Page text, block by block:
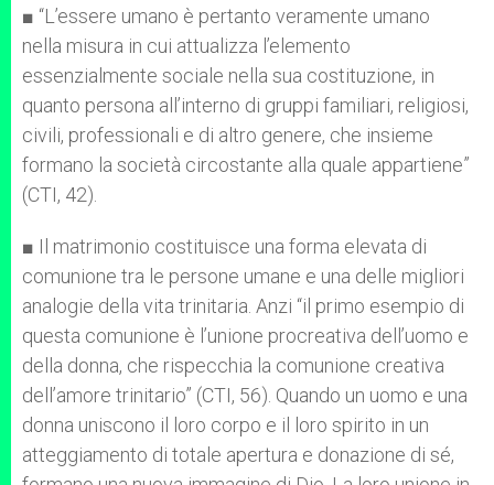
■ “L’essere umano è pertanto veramente umano
nella misura in cui attualizza l’elemento
essenzialmente sociale nella sua costituzione, in
quanto persona all’interno di gruppi familiari, religiosi,
civili, professionali e di altro genere, che insieme
formano la società circostante alla quale appartiene”
(CTI, 42).
■ Il matrimonio costituisce una forma elevata di
comunione tra le persone umane e una delle migliori
analogie della vita trinitaria. Anzi “il primo esempio di
questa comunione è l’unione procreativa dell’uomo e
della donna, che rispecchia la comunione creativa
dell’amore trinitario” (CTI, 56). Quando un uomo e una
donna uniscono il loro corpo e il loro spirito in un
atteggiamento di totale apertura e donazione di sé,